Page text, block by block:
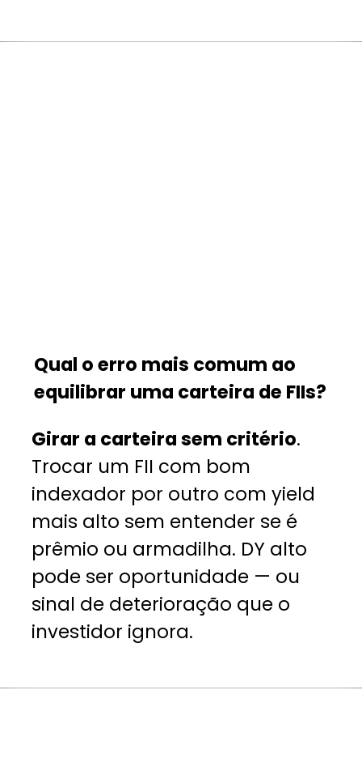
Girar a carteira sem critério.
Trocar um FII com bom
indexador por outro com yield
mais alto sem entender se é
prêmio ou armadilha. DY alto
pode ser oportunidade — ou
sinal de deterioração que o
investidor ignora.
Qual o erro mais comum ao
equilibrar uma carteira de FIIs?